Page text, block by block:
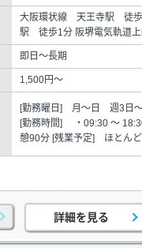
大阪環状線 天王寺駅 徒
駅 徒歩1分 阪堺電気軌道
即日～長期
1,500円～
[勤務曜日] 月～日 週3日
[勤務時間] ・09:30 ～
憩90分 [残業予定] ほとん
詳細を見る